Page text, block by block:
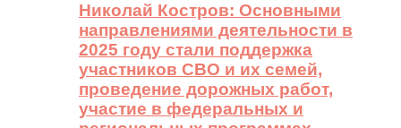
Николай Костров: Основными
направлениями деятельности в
2025 году стали поддержка
участников СВО и их семей,
проведение дорожных работ,
участие в федеральных и